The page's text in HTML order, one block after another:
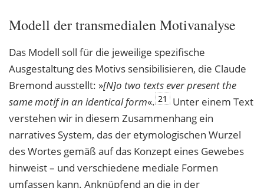
Modell der transmedialen Motivanalyse
Das Modell soll für die jeweilige spezifische
Ausgestaltung des Motivs sensibilisieren, die Claude
Bremond ausstellt: »[N]o two texts ever present the
same motif in an identicalform«. 21
Unter einem Text
verstehen wir in diesem Zusammenhang ein
narratives System, das der etymologischen Wurzel
des Wortes gemäß auf das Konzept eines Gewebes
hinweist – und verschiedene mediale Formen
umfassen kann. Anknüpfend an die in der